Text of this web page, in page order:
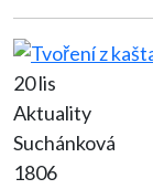
20 lis
Aktuality
Suchánková
1806